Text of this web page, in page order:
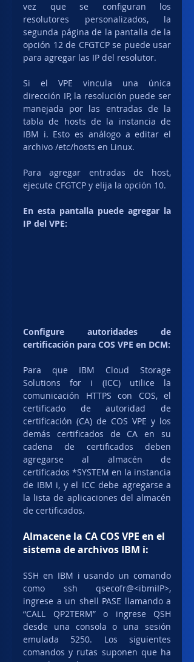
vez que se configuran los
resolutores personalizados, la
segunda página de la pantalla de la
opción 12 de CFGTCP se puede usar
para agregar las IP del resolutor.
Si el VPE vincula una única
dirección IP, la resolución puede ser
manejada por las entradas de la
tabla de hosts de la instancia de
IBM i. Esto es análogo a editar el
archivo /etc/hosts en Linux.
Para agregar entradas de host,
ejecute CFGTCP y elija la opción 10.
En esta pantalla puede agregar la
IP del VPE:
Configure autoridades de
certificación para COS VPE en DCM:
Para que IBM Cloud Storage
Solutions for i (ICC) utilice la
comunicación HTTPS con COS, el
certificado de autoridad de
certificación (CA) de COS VPE y los
demás certificados de CA en su
cadena de certificados deben
agregarse al almacén de
certificados *SYSTEM en la instancia
de IBM i, y el ICC debe agregarse a
la lista de aplicaciones del almacén
de certificados.
Almacene la CA COS VPE en el
sistema de archivos IBM i:
SSH en IBM i usando un comando
como ssh qsecofr@<ibmiIP>,
ingrese a un shell PASE llamando a
“CALL QP2TERM” o ingrese QSH
desde una consola o una sesión
emulada 5250. Los siguientes
comandos y rutas suponen que ha